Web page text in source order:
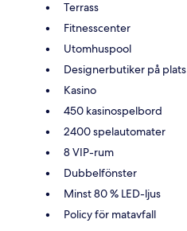
Terrass
Fitnesscenter
Utomhuspool
Designerbutiker på plats
Kasino
450 kasinospelbord
2400 spelautomater
8 VIP-rum
Dubbelfönster
Minst 80 % LED-ljus
Policy för matavfall